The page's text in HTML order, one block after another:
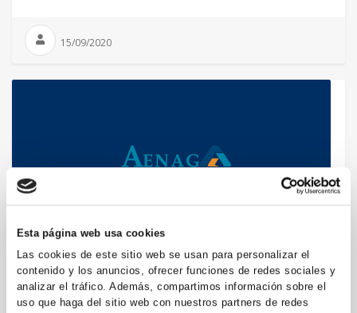
Esta página web usa cookies
Las cookies de este sitio web se usan para personalizar el
contenido y los anuncios, ofrecer funciones de redes sociales y
analizar el tráfico. Además, compartimos información sobre el
uso que haga del sitio web con nuestros partners de redes
15/09/2020
EMPRESAS
Apoyo a la contratación de personas...